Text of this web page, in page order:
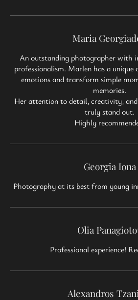
Maria
An outstanding photographer with
professionalism. Marlen has a
emotions and transform simple
memories.
Her attention to detail, creativity,
truly stand out.
Highly
Georgia Iona
Photography at its best from young
Olia
Professional experience!
Alexandros